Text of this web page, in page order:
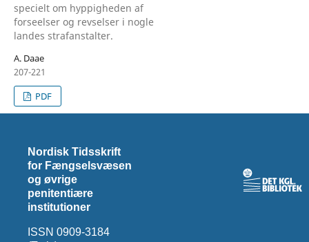
specielt om hyppigheden af
forseelser og revselser i nogle
landes strafanstalter.
A. Daae
207-221
PDF
Nordisk Tidsskrift
for Fængselsvæsen
og øvrige
penitentiære
institutioner
ISSN 0909-3184